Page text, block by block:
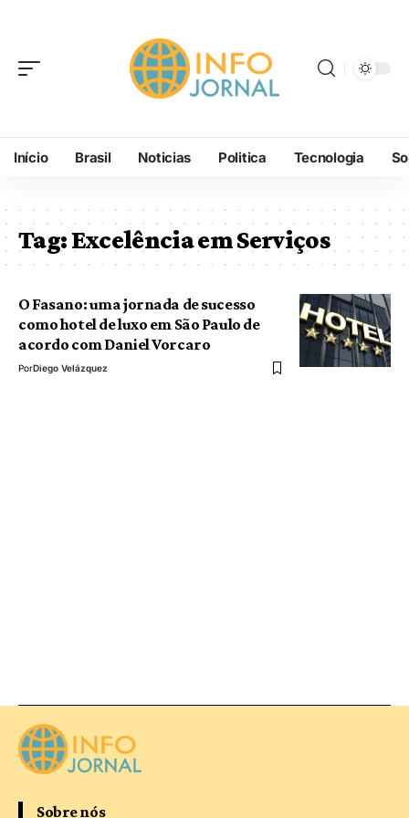
Início Brasil Noticias Politica Tecnologia
Tag:Excelência em Serviços
O Fasano: uma jornada de sucesso
como hotel de luxo em São Paulo de
acordo com Daniel Vorcaro
PorDiego Velázquez
Sobre nós